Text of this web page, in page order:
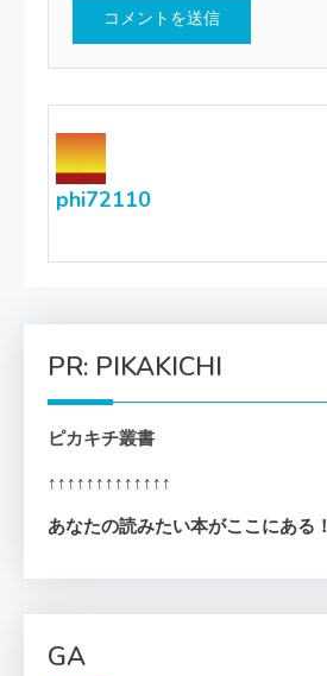
phi72110
PR: PIKAKICHI
ピカキチ叢書
↑↑↑↑↑↑↑↑↑↑↑↑↑
あなたの読みたい本がここにある！
GA